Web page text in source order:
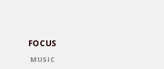
FOCUS
MUSIC